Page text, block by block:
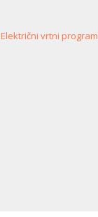
Električni vrtni program